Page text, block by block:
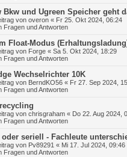
Bkw und Ugreen Speicher geht
von overon « Fr 25. Okt 2024, 06:24
Fragen und Antworten
Float-Modus
von Forge « Sa 5. Okt 2024, 18:29
Fragen und Antworten
Wechselrichter 10K
von BerndKO56 « Fr 27. Sep 2024,
Fragen und Antworten
von chrisgraham « Do 22. Aug 2024,
Fragen und Antworten
oder seriell - Fachleute
von Pv89291 « Mi 17. Jul 2024, 09:46
Fragen und Antworten